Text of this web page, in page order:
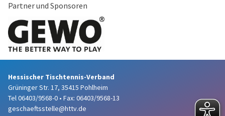
Partner und Sponsoren
Hessischer Tischtennis-Verband
Grüninger Str. 17, 35415 Pohlheim
Tel 06403/9568-0 • Fax: 06403/9568-13
geschaeftsstelle@httv.de